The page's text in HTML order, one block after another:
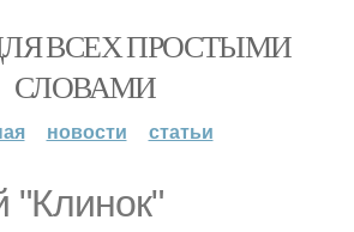
ВСЕХ ПРОСТЫМИ
СЛОВАМИ
новости статьи
"Клинок"